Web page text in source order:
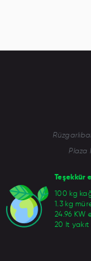
Teşekkür
100 kg
1.3 kg
24.96 KW
20 lt yakıt
Plaza